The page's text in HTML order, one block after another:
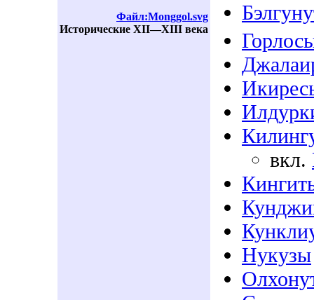
Файл:Monggol.svg
Исторические XII—XIII века
вкл.
Нукузы